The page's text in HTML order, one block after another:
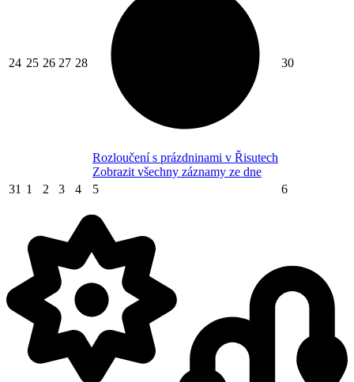
24 25 26 27 28
Rozloučení s prázdninami v Řisutech
Zobrazit všechny záznamy ze dne
30
31 1 2 3 4 5 6